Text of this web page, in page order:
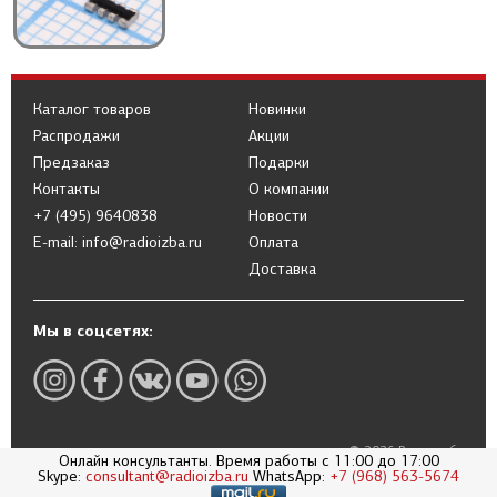
Каталог товаров
Распродажи
Предзаказ
Новинки
Акции
Подарки
Контакты
+7 (495) 9640838
E-mail: info@radioizba.ru
О компании
Новости
Оплата
Доставка
Мы в соцсетях:
© 2026 Радиоизба
Политика в отношении обработки
персональных данных
Онлайн консультанты. Время работы с 11:00 до 17:00
Skype: consultant@radioizba.ru WhatsApp: +7 (968) 563-5674